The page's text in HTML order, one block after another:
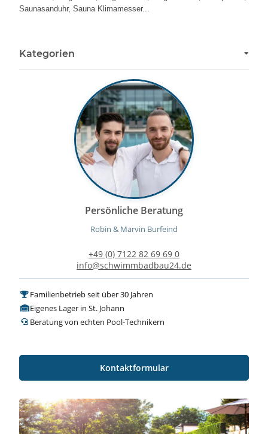
Saunasanduhr, Sauna Klimamesser...
Kategorien
Persönliche Beratung
Robin & Marvin Burfeind
+49 (0) 7122 82 69 69 0
info@schwimmbadbau24.de
Familienbetrieb seit über 30 Jahren
Eigenes Lager in St. Johann
Beratung von echten Pool-Technikern
Kontaktformular